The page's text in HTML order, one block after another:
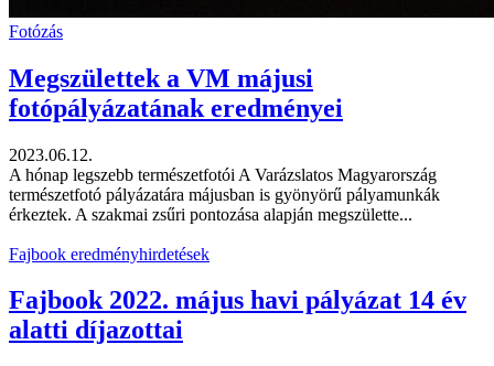
Fotózás
Megszülettek a VM májusi
fotópályázatának eredményei
2023.06.12.
A hónap legszebb természetfotói A Varázslatos Magyarország
természetfotó pályázatára májusban is gyönyörű pályamunkák
érkeztek. A szakmai zsűri pontozása alapján megszülette...
Fajbook eredményhirdetések
Fajbook 2022. május havi pályázat 14 év
alatti díjazottai